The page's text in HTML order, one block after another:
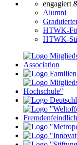
engagiert
Alumni
HTWK-
HTWK-